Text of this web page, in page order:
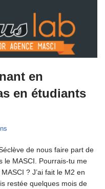
en
en étudiants
de nous faire part de
le MASCI. Pourrais-tu me
? J’ai fait le M2 en
restée quelques mois de